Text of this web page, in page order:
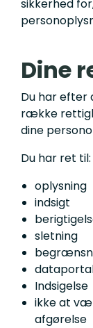
sikkerhed
Dine
Du har efter
række
dine
Du har ret til:
oplysning
indsigt
sletning
Indsigelse
ikke at
afgørelse